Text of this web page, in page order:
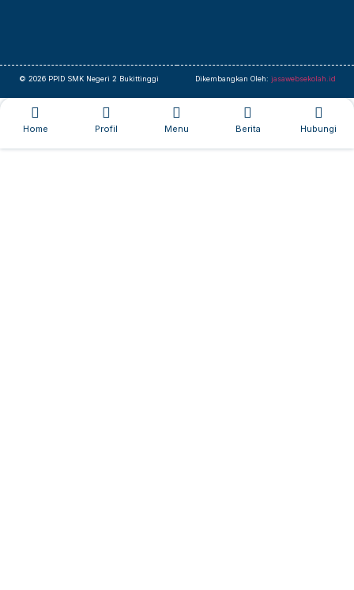
© 2026 PPID SMK Negeri 2 Bukittinggi Dikembangkan Oleh: jasawebsekolah.id
Home Profil Menu Berita Hubungi